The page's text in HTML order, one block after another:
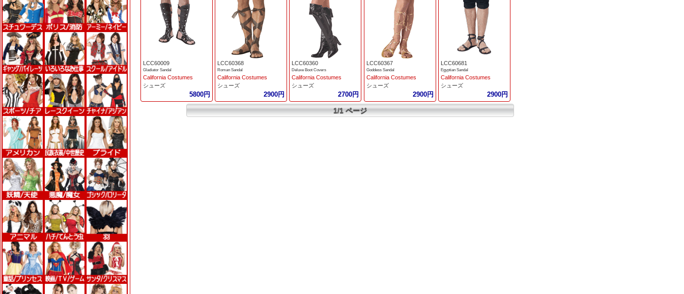
LCC60009
Gladiator Sandal
California Costumes
シューズ
5800円
LCC60368
Roman Sandal
California Costumes
シューズ
2900円
LCC60360
Deluxe Boot Covers
California Costumes
シューズ
2700円
LCC60367
Goddess Sandal
California Costumes
シューズ
2900円
LCC60681
Egyptian Sandal
California Costumes
シューズ
2900円
1/1 ページ